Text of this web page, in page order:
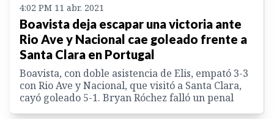
4:02 PM 11 abr. 2021
Boavista deja escapar una victoria ante
Rio Ave y Nacional cae goleado frente a
Santa Clara en Portugal
Boavista, con doble asistencia de Elis, empató 3-3
con Rio Ave y Nacional, que visitó a Santa Clara,
cayó goleado 5-1. Bryan Róchez falló un penal